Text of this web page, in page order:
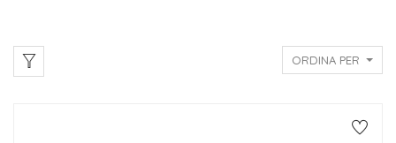
ORDINA PER